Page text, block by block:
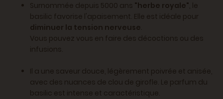
Surnommée depuis 5000 ans "herbe royale", le
basilic favorise l'apaisement. Elle est idéale pour
diminuer la tension nerveuse.
Vous pouvez vous en faire des décoctions ou des
infusions.
Il a une saveur douce, légèrement poivrée et anisée,
avec des nuances de clou de girofle. Le parfum du
basilic est intense et caractéristique.